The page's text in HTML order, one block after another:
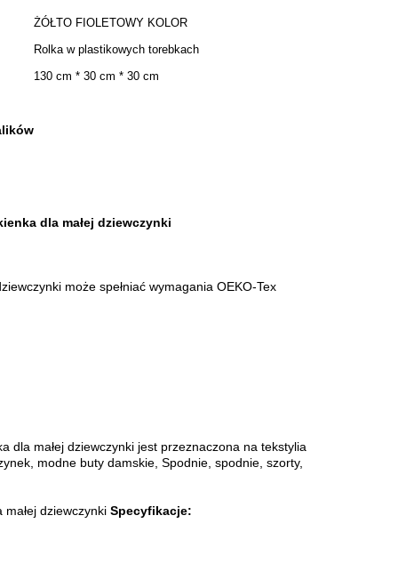
ŻÓŁTO FIOLETOWY KOLOR
Rolka w plastikowych torebkach
130 cm * 30 cm * 30 cm
dla małej dziewczynki
może spełniać wymagania OEKO-Tex
małej dziewczynki jest przeznaczona na tekstylia
modne buty damskie, Spodnie, spodnie, szorty,
dziewczynki Specyfikacje: